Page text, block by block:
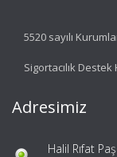
5520 sayılı
Sigortacılık
Adresimiz
Halil Rıfat